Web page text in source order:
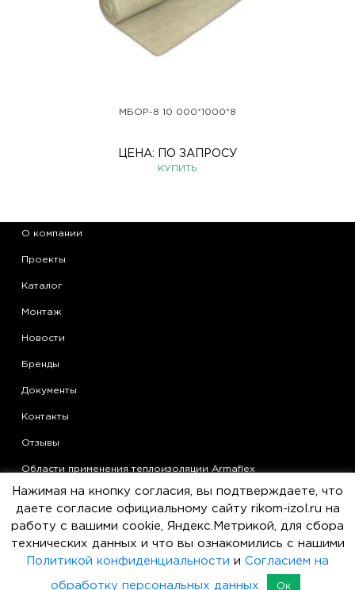
МБОР-8 10 000*1000*8
ЦЕНА: ПО ЗАПРОСУ
КУПИТЬ
О компании
Проекты
Каталог
Монтаж
Новости
Бренды
Документы
Контакты
Отзывы
Области применения теплоизоляции Armaflex
Статьи
Политика конфиденциальности
Согласие на обработку персональных данных
Нажимая на кнопку согласия, вы подтверждаете, что
даете согласие официальному сайту rikom-izol.ru на
работу с вашими cookie, Яндекс.Метрикой, для сбора
технических данных и что вы ознакомились с нашими
Политикой конфиденциальности и Согласием на
обработку персональных данных Ок